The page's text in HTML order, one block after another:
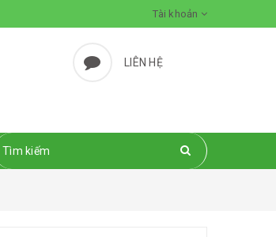
Tài khoản
LIÊN HỆ